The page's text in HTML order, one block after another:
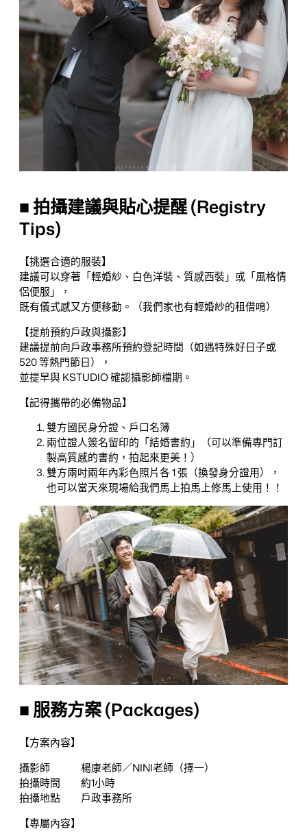
■ 拍攝建議與貼心提醒 (Registry
Tips)
【挑選合適的服裝】
建議可以穿著「輕婚紗、白色洋裝、質感西裝」或「風格情
侶便服」，
既有儀式感又方便移動。（我們家也有輕婚紗的租借唷）
【提前預約戶政與攝影】
建議提前向戶政事務所預約登記時間（如遇特殊好日子或
520 等熱門節日），
並提早與 KSTUDIO 確認攝影師檔期。
【記得攜帶的必備物品】
雙方國民身分證、戶口名簿
兩位證人簽名留印的「結婚書約」（可以準備專門訂
製高質感的書約，拍起來更美！）
雙方兩吋兩年內彩色照片各 1 張（換發身分證用），
也可以當天來現場給我們馬上拍馬上修馬上使用！！
■ 服務方案 (Packages)
【方案內容】
攝影師 楊康老師／NINI老師（擇一）
拍攝時間 約1小時
拍攝地點 戶政事務所
【專屬內容】